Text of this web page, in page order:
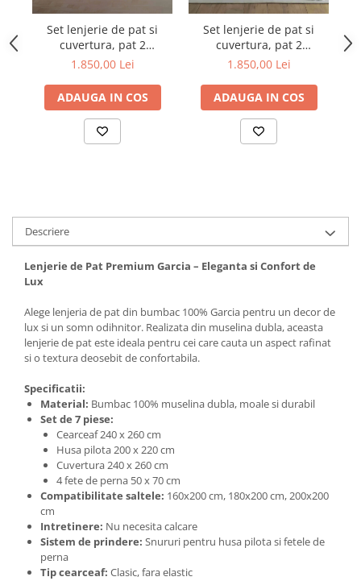
Set lenjerie de pat si
cuvertura, pat 2
persoane, bumbac tip
Caramiziu, Garcia
1.850,00 Lei
ADAUGA IN COS
Set lenjerie de pat si
cuvertura, pat 2
persoane, bumbac tip
Garcia
1.850,00 Lei
ADAUGA IN COS
Descriere
Lenjerie de Pat Premium Garcia – Eleganta si Confort de
Lux
Alege lenjeria de pat din bumbac 100% Garcia pentru un decor de
lux si un somn odihnitor. Realizata din muselina dubla, aceasta
lenjerie de pat este ideala pentru cei care cauta un aspect rafinat
si o textura deosebit de confortabila.
Specificatii:
Material: Bumbac 100% muselina dubla, moale si durabil
Set de 7 piese:
Cearceaf 240 x 260 cm
Husa pilota 200 x 220 cm
Cuvertura 240 x 260 cm
4 fete de perna 50 x 70 cm
Compatibilitate saltele: 160x200 cm, 180x200 cm, 200x200
cm
Intretinere: Nu necesita calcare
Sistem de prindere: Snururi pentru husa pilota si fetele de
perna
Tip cearceaf: Clasic, fara elastic